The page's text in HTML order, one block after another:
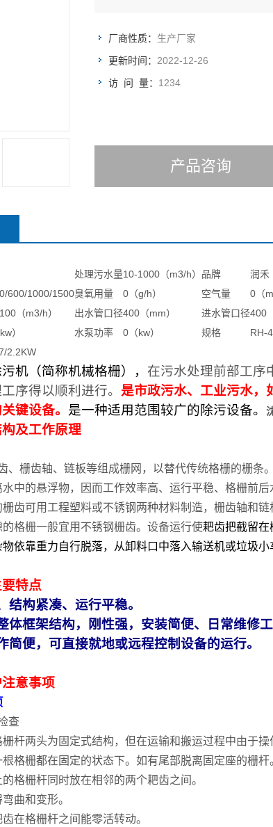
厂商性质： 生产厂家
更新时间： 2022-12-26
访 问 量： 1234
产品咨询
处理污水量10-1000（m3/h） 品牌
润禾
600/1000/1500臭氧用量 0（g/h） 空气量
0（
（m3/h） 出水管口径400（mm） 进水管口径400
） 水泵功率 0（kw） 规格
RH-
2.2KW
机（简称机械格栅）， 在污水处理前部工序
序得以顺利进行。 是市政污水、工业污水，
键设备。 是一种适用范围较广的除污设备。
及工作原理
栅齿轴、链板等组成栅网，以替代传统格栅的栅条
中的悬浮物，因而工作效率高、运行平稳、格栅前
齿可用工程塑料或不锈钢两种材料制造，栅齿轴和
格栅一般宜用不锈钢栅齿。设备运行使耙齿把截留在
依靠重力自行脱落，从卸料口中落入输送机或垃圾小
特点
结构紧凑、运行平稳。
体框架结构，刚性强，安装简便、日常维修工
简便，可直接就地或远程控制设备的运行。
意事项
查
杆两头为固定式结构，但在运输和搬运过程中由于
格栅都在固定的状态下。如有尾部脱离固定座的栅
格栅杆同时放在相邻的两个耙齿之间。
曲和变形。
在格栅杆之间能零活转动。